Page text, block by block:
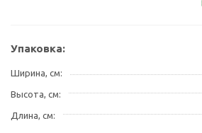
Упаковка:
Ширина, см
Высота, см
Длина, см